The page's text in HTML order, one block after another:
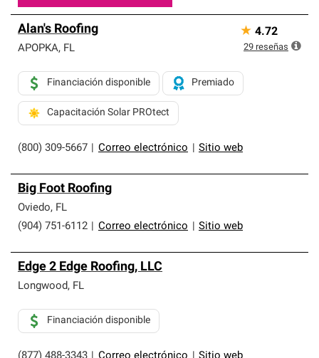
Alan's Roofing
APOPKA, FL
(800) 309-5667 Correo electrónico Sitio web
Financiación disponible Premiado
Capacitación Solar PROtect
★ 4.72
29 reseñas
Big Foot Roofing
Oviedo, FL
(904) 751-6112
Correo electrónico Sitio web
Edge 2 Edge Roofing, LLC
Longwood, FL
Financiación disponible